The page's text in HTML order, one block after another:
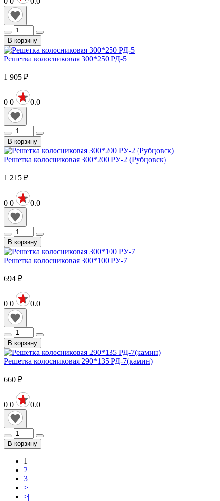
В корзину
Решетка колосниковая 300*250 РД-5
1 905 ₽
0 0 0.0
В корзину
Решетка колосниковая 300*200 РУ-2 (Рубцовск)
1 215 ₽
0 0 0.0
В корзину
Решетка колосниковая 300*100 РУ-7
694 ₽
0 0 0.0
В корзину
Решетка колосниковая 290*135 РД-7(камин)
660 ₽
0 0 0.0
В корзину
1
2
3
>
>|